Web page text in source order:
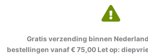
Gratis verzending binnen
bestellingen vanaf € 75,00 Let op: